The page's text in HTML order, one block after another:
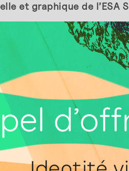
et graphique de l’ESA